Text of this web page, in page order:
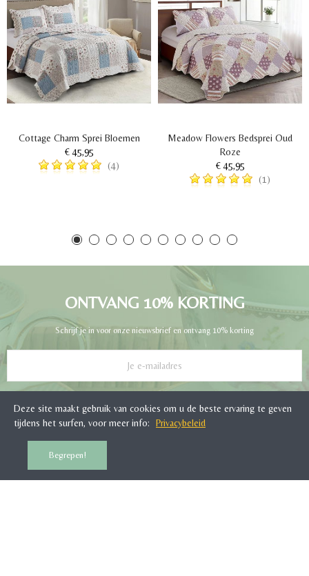
Cottage Charm Sprei Bloemen
€ 45,95
(4)
Meadow Flowers Bedsprei Oud
Roze
€ 45,95
(1)
ONTVANG 10% KORTING
Schrijf je in voor onze nieuwsbrief en ontvang 10% korting
INSCHRIJVEN
Deze site maakt gebruik van cookies om u de beste ervaring te geven
tijdens het surfen, voor meer info:
Privacybeleid
Begrepen!